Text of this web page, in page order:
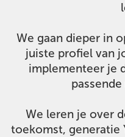
We gaan dieper in
juiste profiel van
implementeer je
We leren je over
toekomst, generatie